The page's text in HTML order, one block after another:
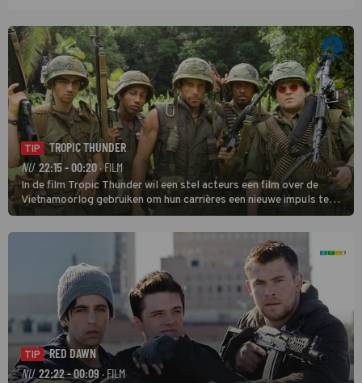
TIP
TROPIC THUNDER
NU 22:15 - 00:20· FILM
In de film Tropic Thunder wil een stel acteurs een film over de
Vietnamoorlog gebruiken om hun carrières een nieuwe impuls te
geven, maar tijdens de opnamen in het zuiden van Vietnam komen
ze in een oorlog tussen twee drugsbendes terecht.
TIP
RED DAWN
NU 22:22 - 00:09· FILM